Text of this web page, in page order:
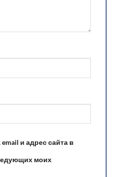
и адрес сайта в
моих